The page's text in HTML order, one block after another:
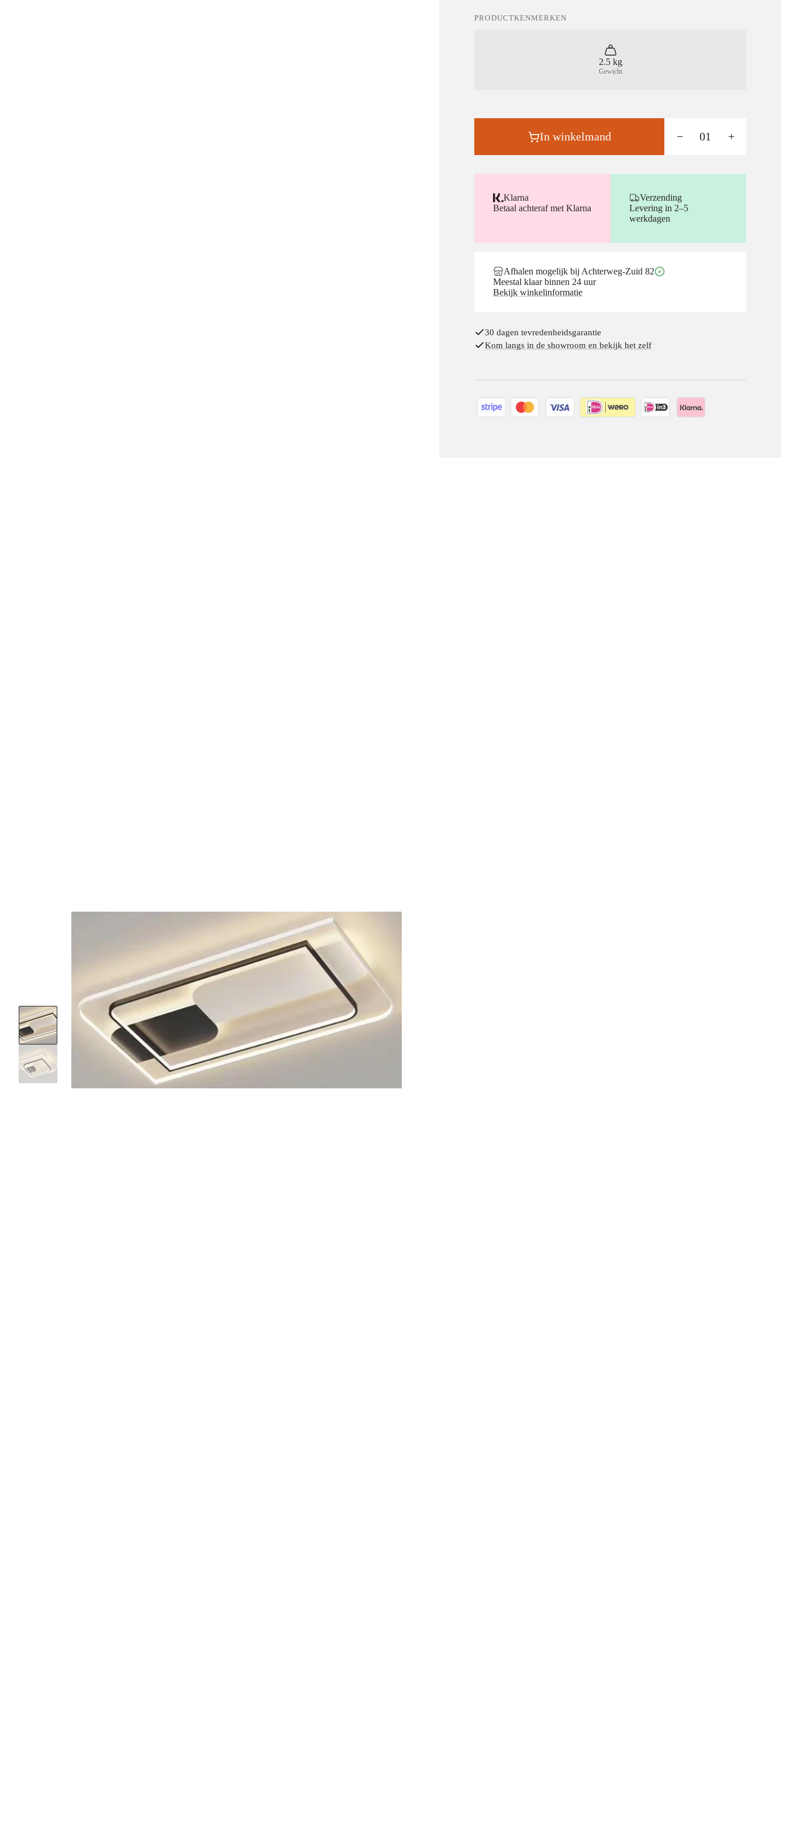
PRODUCTKENMERKEN
2.5 kg
Gewicht
In winkelmand − 01 +
Klarna
Betaal achteraf met Klarna
Verzending
Levering in 2–5
werkdagen
Afhalen mogelijk bij Achterweg-Zuid 82
Meestal klaar binnen 24 uur
Bekijk winkelinformatie
30 dagen tevredenheidsgarantie
Kom langs in de showroom en bekijk het zelf